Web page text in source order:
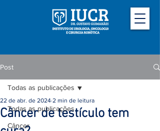
Post
Todas as publicações
Câncer
Todas as publicações
Câncer de testículo tem
22 de abr. de 2024 2 min de leitura